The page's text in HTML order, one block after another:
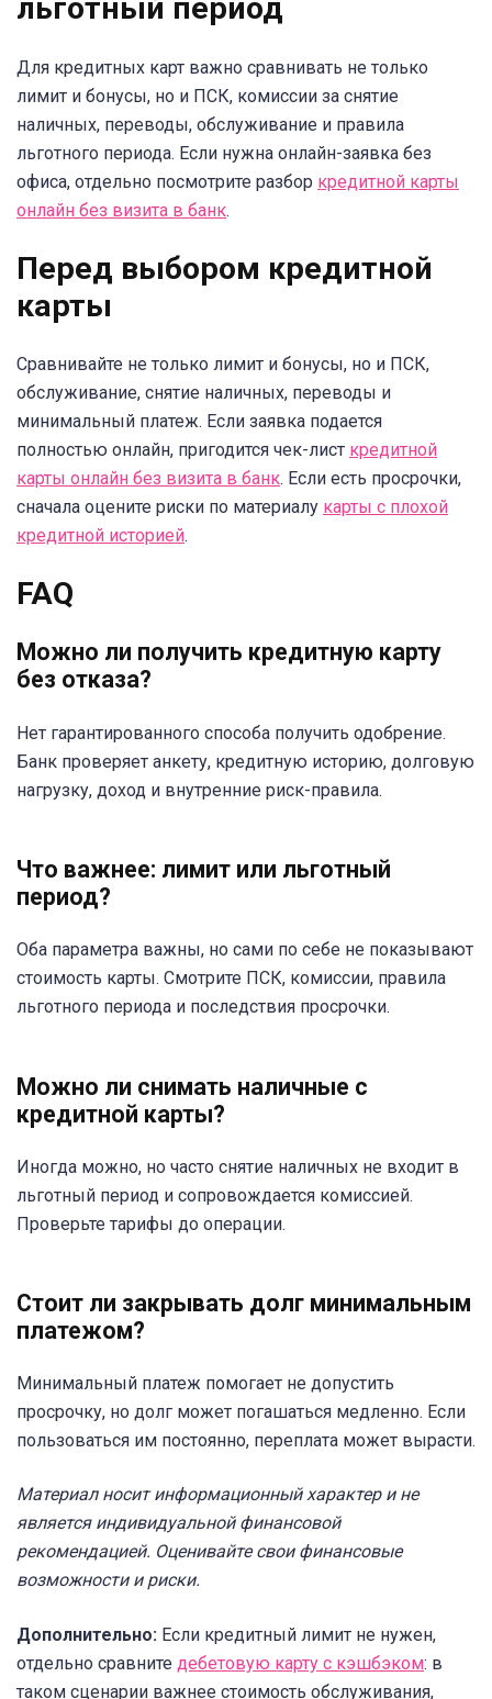
льготный период
Для кредитных карт важно сравнивать не только
лимит и бонусы, но и ПСК, комиссии за снятие
наличных, переводы, обслуживание и правила
льготного периода. Если нужна онлайн-заявка без
офиса, отдельно посмотрите разбор кредитной карты
онлайн без визита в банк.
Перед выбором кредитной
карты
Сравнивайте не только лимит и бонусы, но и ПСК,
обслуживание, снятие наличных, переводы и
минимальный платеж. Если заявка подается
полностью онлайн, пригодится чек-лист кредитной
карты онлайн без визита в банк. Если есть просрочки,
сначала оцените риски по материалу карты с плохой
кредитной историей.
FAQ
Можно ли получить кредитную карту
без отказа?
Нет гарантированного способа получить одобрение.
Банк проверяет анкету, кредитную историю, долговую
нагрузку, доход и внутренние риск-правила.
Что важнее: лимит или льготный
период?
Оба параметра важны, но сами по себе не показывают
стоимость карты. Смотрите ПСК, комиссии, правила
льготного периода и последствия просрочки.
Можно ли снимать наличные с
кредитной карты?
Иногда можно, но часто снятие наличных не входит в
льготный период и сопровождается комиссией.
Проверьте тарифы до операции.
Стоит ли закрывать долг минимальным
платежом?
Минимальный платеж помогает не допустить
просрочку, но долг может погашаться медленно. Если
пользоваться им постоянно, переплата может вырасти.
Материал носит информационный характер и не
является индивидуальной финансовой
рекомендацией. Оценивайте свои финансовые
возможности и риски.
Дополнительно: Если кредитный лимит не нужен,
отдельно сравните дебетовую карту с кэшбэком: в
таком сценарии важнее стоимость обслуживания,